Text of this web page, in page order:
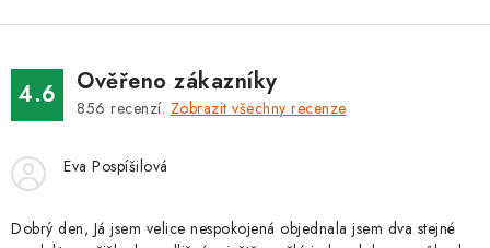
ZNAČKY
Kontakty Slovník pojmů
Podmínky ochrany osobních údajů
Doprava a platba
4.6 Ověřeno zákazníky
856 recenzí. Zobrazit všechny recenze
Eva Pospíšilová
Dobrý den, Já jsem velice nespokojená objednala jsem dva stejné